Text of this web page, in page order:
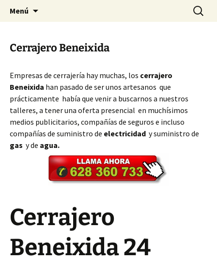
Cerrajeros Valencia – 628 360
733
Menú Buscar:
Cerrajero Beneixida
Empresas de cerrajería hay muchas, los cerrajero
Beneixida han pasado de ser unos artesanos que
prácticamente había que venir a buscarnos a nuestros
talleres, a tener una oferta presencial en muchísimos
medios publicitarios, compañías de seguros e incluso
compañías de suministro de electricidad y suministro de
gas y de agua.
Cerrajero
Beneixida 24